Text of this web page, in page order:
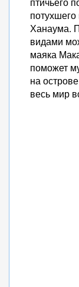
Ханаума.
видами
маяка
поможет
на
весь мир